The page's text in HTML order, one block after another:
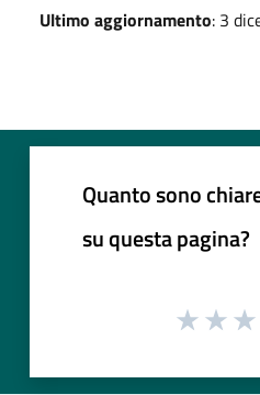
Ultimo aggiornamento: 3
Quanto sono
su questa pagina?